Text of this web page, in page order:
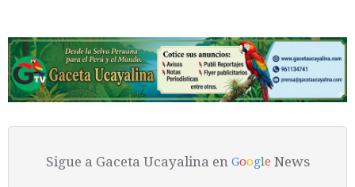
Sigue a Gaceta Ucayalina en Google News